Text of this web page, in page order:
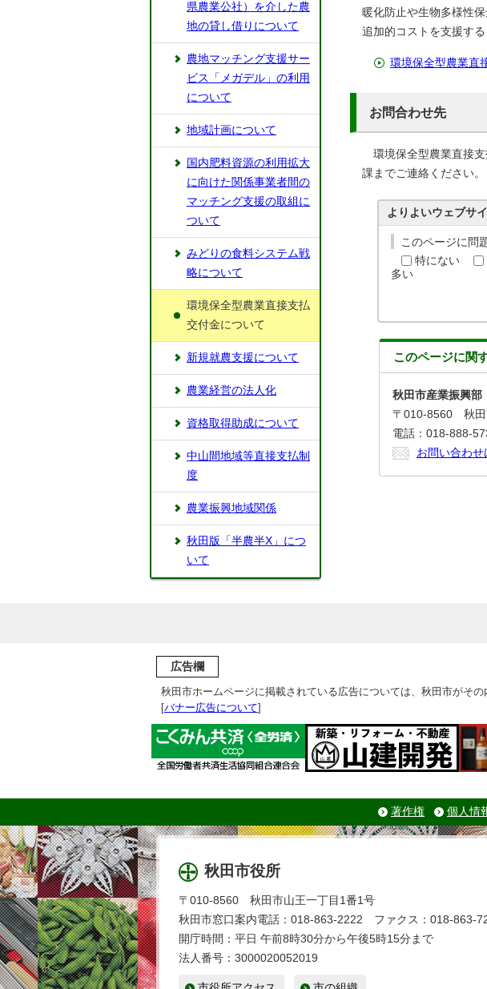
暖化防止や生物多様性
追加的コストを支援する
環境保全型農業直
お問合わせ先
環境保全型農業直接支
課までご連絡ください。
よりよいウェブサ
このページに問
特にない
多い
このページに関
秋田市産業振興
〒010-8560 秋
電話：018-888-
お問い合わせ
県農業公社）を介した農
地の貸し借りについて
農地マッチング支援サー
ビス「メガデル」の利用
について
地域計画について
国内肥料資源の利用拡大
に向けた関係事業者間の
マッチング支援の取組に
ついて
みどりの食料システム戦
略について
環境保全型農業直接支払
交付金について
新規就農支援について
農業経営の法人化
資格取得助成について
中山間地域等直接支払制
度
農業振興地域関係
秋田版「半農半X」につ
いて
広告欄
秋田市ホームページに掲載されている広告については、秋田市がその
[バナー広告について]
著作権 個人情
秋田市役所
〒010-8560 秋田市山王一丁目1番1号
秋田市窓口案内電話：018-863-2222 ファクス：018-863-
開庁時間：平日 午前8時30分から午後5時15分まで
法人番号：3000020052019